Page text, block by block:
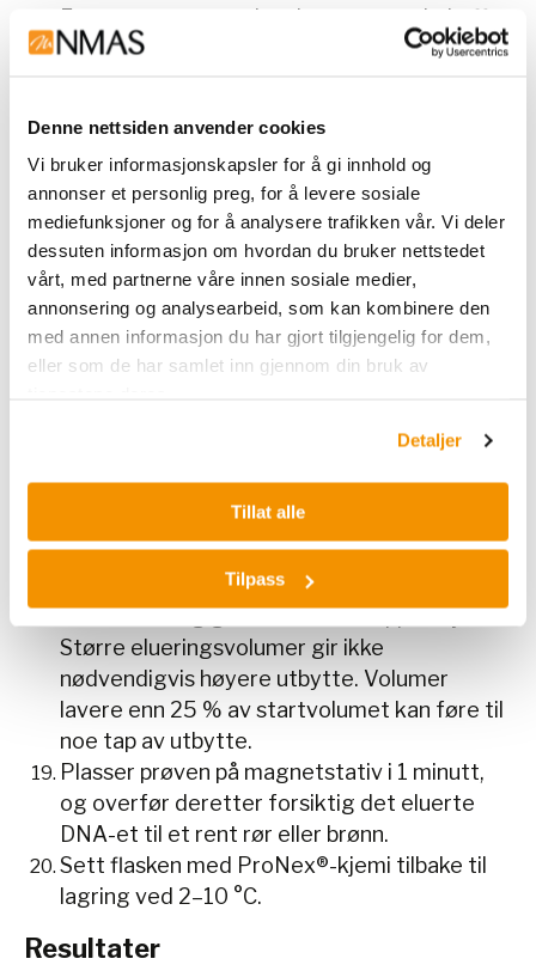
Denne nettsiden anvender cookies
Vi bruker informasjonskapsler for å gi innhold og
annonser et personlig preg, for å levere sosiale
mediefunksjoner og for å analysere trafikken vår. Vi deler
dessuten informasjon om hvordan du bruker nettstedet
vårt, med partnerne våre innen sosiale medier,
annonsering og analysearbeid, som kan kombinere den
med annen informasjon du har gjort tilgjengelig for dem,
eller som de har samlet inn gjennom din bruk av
Detaljer
Tillat alle
Tilpass
For større prøver, øk volumet av vaskebuffer
proporsjonalt med totalvolumet av prøve og
La prøven lufttørke i 5 minutter.
Notater:Hvis du bruker en flerkanalspipette og
bufferrenne, kan ubrukt vaskebuffer returneres til
flasken nå. Husk å stramme korken for å unngå
fordampning av etanol.Harpiksen kan lufttørkes i mer
enn 5 minutter. Avhengig av følsomheten til nedstrøms
applikasjoner for etanol, kan tørketider opptil 1 time
brukes. ProNex®-kjemi påvirkes ikke negativt av dette.
Tilsett 50 µl Elution Buffer (eller ønsket
harpiksen ved pipettering og/eller risting på
platemikser. Inkuber ved romtemperatur i 5
minutter for å eluere DNA-et.
Du kan tilpasse volumet av Elution
Buffer avhengig av nedstrøms applikasjon.
Større elueringsvolumer gir ikke
nødvendigvis høyere utbytte. Volumer
lavere enn 25 % av startvolumet kan føre til
noe tap av utbytte.
Plasser prøven på magnetstativ i 1 minutt,
og overfør deretter forsiktig det eluerte
DNA-et til et rent rør eller brønn.
Sett flasken med ProNex®-kjemi tilbake til
lagring ved 2–10 °C.
Resultater